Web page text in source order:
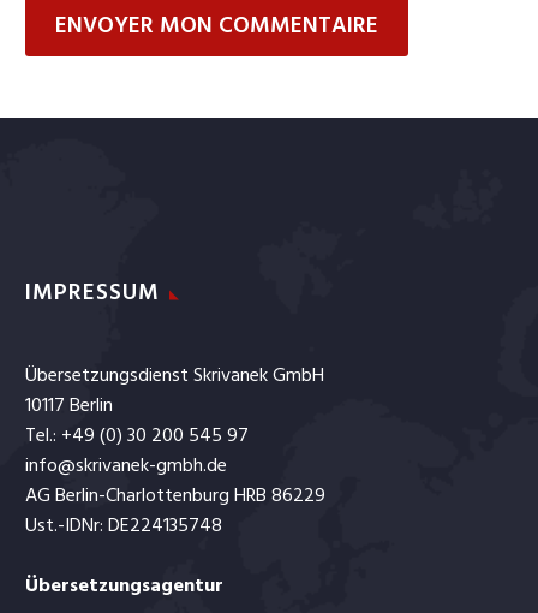
ENVOYER MON COMMENTAIRE
IMPRESSUM
Übersetzungsdienst Skrivanek GmbH
10117 Berlin
Tel.: +49 (0) 30 200 545 97
info@skrivanek-gmbh.de
AG Berlin-Charlottenburg HRB 86229
Ust.-IDNr: DE224135748
Übersetzungsagentur